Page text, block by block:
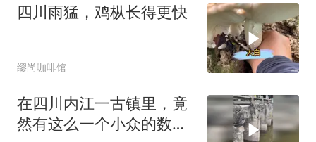
四川雨猛，鸡枞长得更快
缪尚咖啡馆
在四川内江一古镇里，竟
然有这么一个小众的数百